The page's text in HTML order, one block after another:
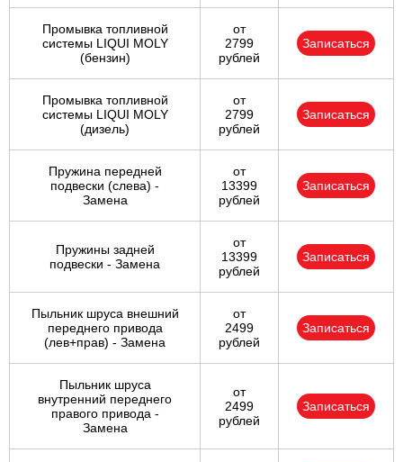
Промывка топливной
системы LIQUI MOLY
(бензин)
от
2799
рублей
Записаться
Промывка топливной
системы LIQUI MOLY
(дизель)
от
2799
рублей
Записаться
Пружина передней
подвески (слева) -
Замена
от
13399
рублей
Записаться
Пружины задней
подвески - Замена
от
13399
рублей
Записаться
Пыльник шруса внешний
переднего привода
(лев+прав) - Замена
от
2499
рублей
Записаться
Пыльник шруса
внутренний переднего
правого привода -
Замена
от
2499
рублей
Записаться